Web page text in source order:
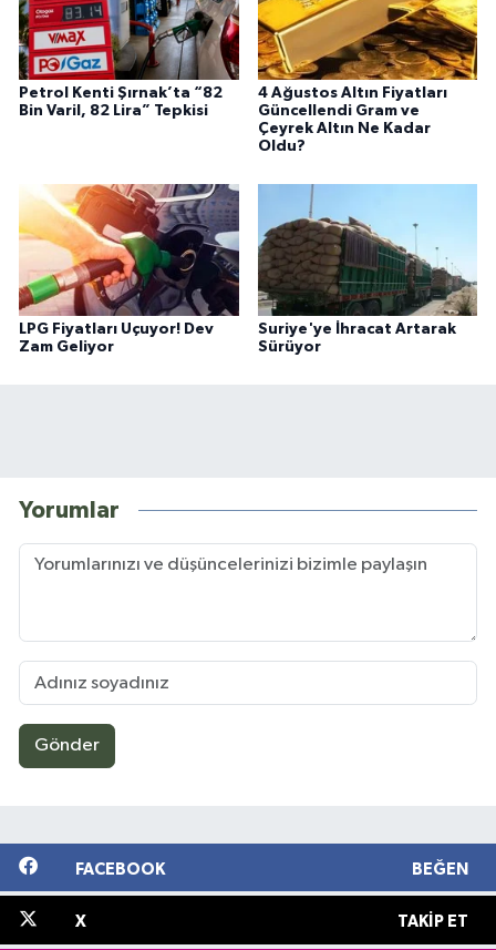
Petrol Kenti Şırnak’ta “82
Bin Varil, 82 Lira” Tepkisi
4 Ağustos Altın Fiyatları
Güncellendi Gram ve
Çeyrek Altın Ne Kadar
Oldu?
LPG Fiyatları Uçuyor! Dev
Zam Geliyor
Suriye'ye İhracat Artarak
Sürüyor
Yorumlar
Gönder
FACEBOOK BEĞEN
X TAKIP ET